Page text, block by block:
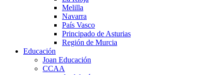
Melilla
Navarra
País Vasco
Principado de Asturias
Región de Murcia
Educación
Joan Educación
CCAA